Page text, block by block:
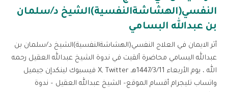
النفسي(الهشاشةالنفسية)الشيخ د/سلمان
بن عبدالله البسامي
أثر الايمان في العلاج النفسي(الهشاشةالنفسية)الشيخ د/سلمان بن
عبدالله البسامي محاضرة ألقيت في ندوة الشيخ عبدالله العقيل رحمه
الله ، يوم الأربعاء 1447/3/11هـ X, Twitter فيسبوك لينكدإن جيميل
واتساب تليجرام أقسام الموقع– الشيخ عبدالله العقيل – ندوة